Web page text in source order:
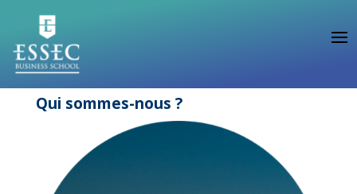
Qui sommes-nous ?